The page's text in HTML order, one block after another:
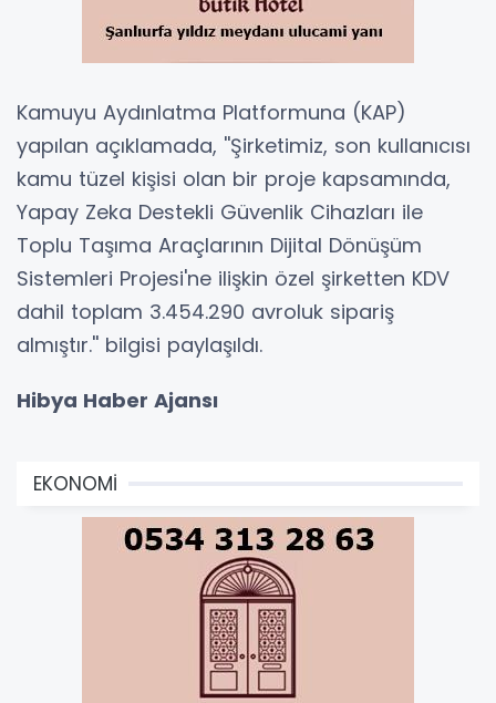
Kamuyu Aydınlatma Platformuna (KAP)
yapılan açıklamada, ''Şirketimiz, son kullanıcısı
kamu tüzel kişisi olan bir proje kapsamında,
Yapay Zeka Destekli Güvenlik Cihazları ile
Toplu Taşıma Araçlarının Dijital Dönüşüm
Sistemleri Projesi'ne ilişkin özel şirketten KDV
dahil toplam 3.454.290 avroluk sipariş
almıştır.'' bilgisi paylaşıldı.
Hibya Haber Ajansı
EKONOMİ